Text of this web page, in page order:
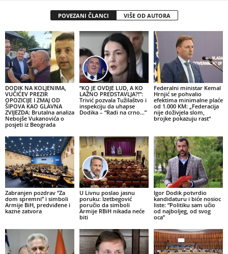
POVEZANI ČLANCI VIŠE OD AUTORA
DODIK NA KOLJENIMA,
VUČIĆEV PREZIR
OPOZICIJE I ZMAJ OD
ŠIPOVA KAO GLAVNA
ZVIJEZDA: Brutalna analiza
Nebojše Vukanovića o
posjeti iz Beograda
“KO JE OVDJE LUD, A KO
LAŽNO PREDSTAVLJA?!”:
Trivić pozvala Tužilaštvo i
inspekciju da uhapse
Dodika – “Radi na crno…”
Federalni ministar Kemal
Hrnjić se pohvalio
efektima minimalne plaće
od 1.000 KM: „Federacija
nije doživjela slom,
brojke pokazuju rast“
Zabranjen pozdrav “Za
dom spremni” i simboli
Armije BiH, predviđene i
kazne zatvora
U Livnu poslao jasnu
poruku: Izetbegović
poručio da simboli
Armije RBiH nikada neće
biti
Igor Dodik potvrdio
kandidaturu i biće nosioc
liste: “Politiku sam učio
od najboljeg, od svog
oca”